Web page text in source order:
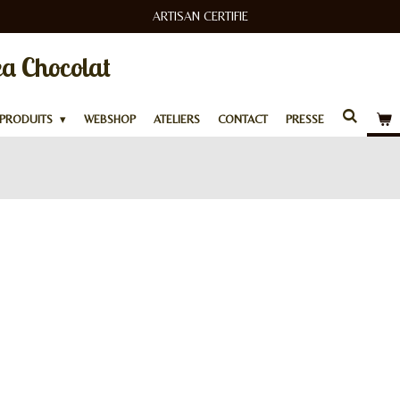
ARTISAN CERTIFIE
Chocolat
WEBSHOP ATELIERS CONTACT PRESSE